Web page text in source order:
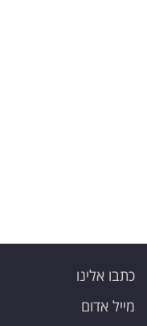
כתבו אלינו
מייל אדום